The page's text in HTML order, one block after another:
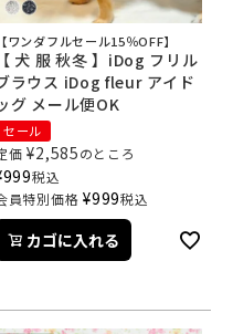
【ワンダフルセール15％OFF】
【 犬 服 秋冬 】iDog フリル
ラウス iDog fleur アイド
グ メール便OK
セール
価 ¥2,585のところ
999税込
員特別価格 ¥999税込
カゴに入れる